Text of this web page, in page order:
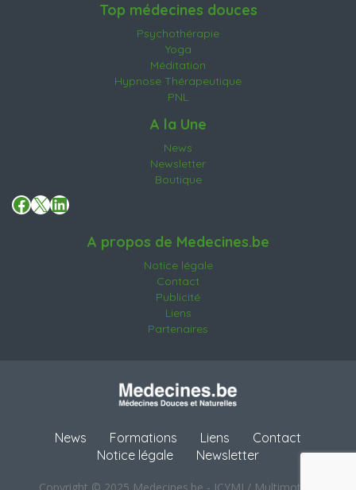
Top médecines douces
Psychothérapie
Yoga
Méditation
Hypnose Thérapeutique
PNL
A la Une
News
Newsletter
Boutique
Facebook
X LinkedIn
A propos de Medecines.be
Notice légale
Contact
Publicité
Liens
Partenaires
News Formations Liens
Contact
Notice légale
Newsletter